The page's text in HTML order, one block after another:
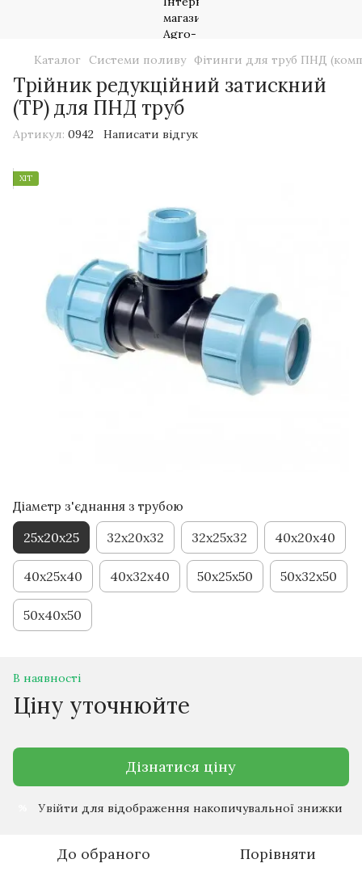
Каталог Системи поливу Фітинги для труб ПНД
Трійник редукційний затискний
(ТР) для ПНД труб
Артикул: 0942 Написати відгук
ХІТ
Діаметр з'єднання з трубою
25x20x25 32x20x32 32x25x32 40x20x40
40x25x40 40x32x40 50x25x50 50x32x50
50x40x50
В наявності
Ціну уточнюйте
Дізнатися ціну
Увійти для відображення накопичувальної знижки
До обраного Порівняти